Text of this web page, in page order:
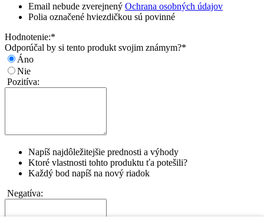
Email nebude zverejnený Ochrana osobných údajov
Polia označené hviezdičkou sú povinné
Hodnotenie:*
Odporúčal by si tento produkt svojim známym?*
Áno
Nie
Pozitíva:
Napíš najdôležitejšie prednosti a výhody
Ktoré vlastnosti tohto produktu ťa potešili?
Každý bod napíš na nový riadok
Negatíva: